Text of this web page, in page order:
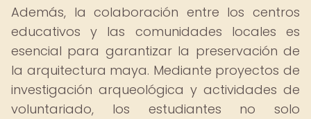
Además, la colaboración entre los centros
educativos y las comunidades locales es
esencial para garantizar la preservación de
la arquitectura maya. Mediante proyectos de
investigación arqueológica y actividades de
voluntariado, los estudiantes no solo